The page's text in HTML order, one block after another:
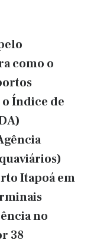
como o
Índice de
Itapoá em
no
38